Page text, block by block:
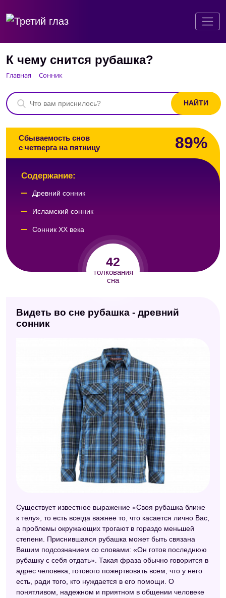
К чему снится рубашка?
Главная Сонник
Сбываемость снов
с четверга на пятницу
89%
42
толкования
сна
Содержание:
Древний сонник
Исламский сонник
Сонник ХХ века
Сонник целительницы Федоровской
Сонник по алфавиту (Мельников)
Сонник Авеля
Сонник Роммеля
Украинский сонник
Сонник Юнга
Русский сонник
Современный сонник
Малый сонник
Эзотерический сонник
Сонник Миллера
Психологический сонник
Цыганский сонник
Сонник Таболкина
Французский сонник
Видеть во сне рубашка - древний
сонник
Существует известное выражение «Своя рубашка ближе
к телу», то есть всегда важнее то, что касается лично Вас,
а проблемы окружающих трогают в гораздо меньшей
степени. Приснившаяся рубашка может быть связана
Вашим подсознанием со словами: «Он готов последнюю
рубашку с себя отдать». Такая фраза обычно говорится в
адрес человека, готового пожертвовать всем, что у него
есть, ради того, кто нуждается в его помощи. О
понятливом, надежном и приятном в общении человеке